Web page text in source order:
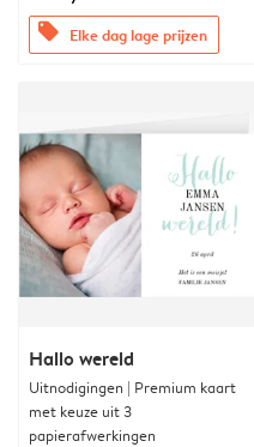
offers Elke dag lage prijzen
Hallo wereld
Uitnodigingen | Premium kaart
met keuze uit 3
papierafwerkingen